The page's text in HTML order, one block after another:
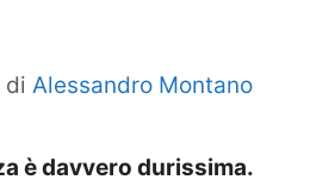
di Alessandro Montano
è davvero durissima.